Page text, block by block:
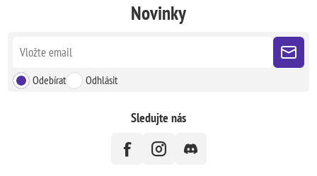
Novinky
Odebírat Odhlásit
Sledujte nás